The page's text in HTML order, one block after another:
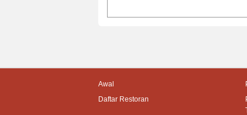
Awal
Daftar Restoran